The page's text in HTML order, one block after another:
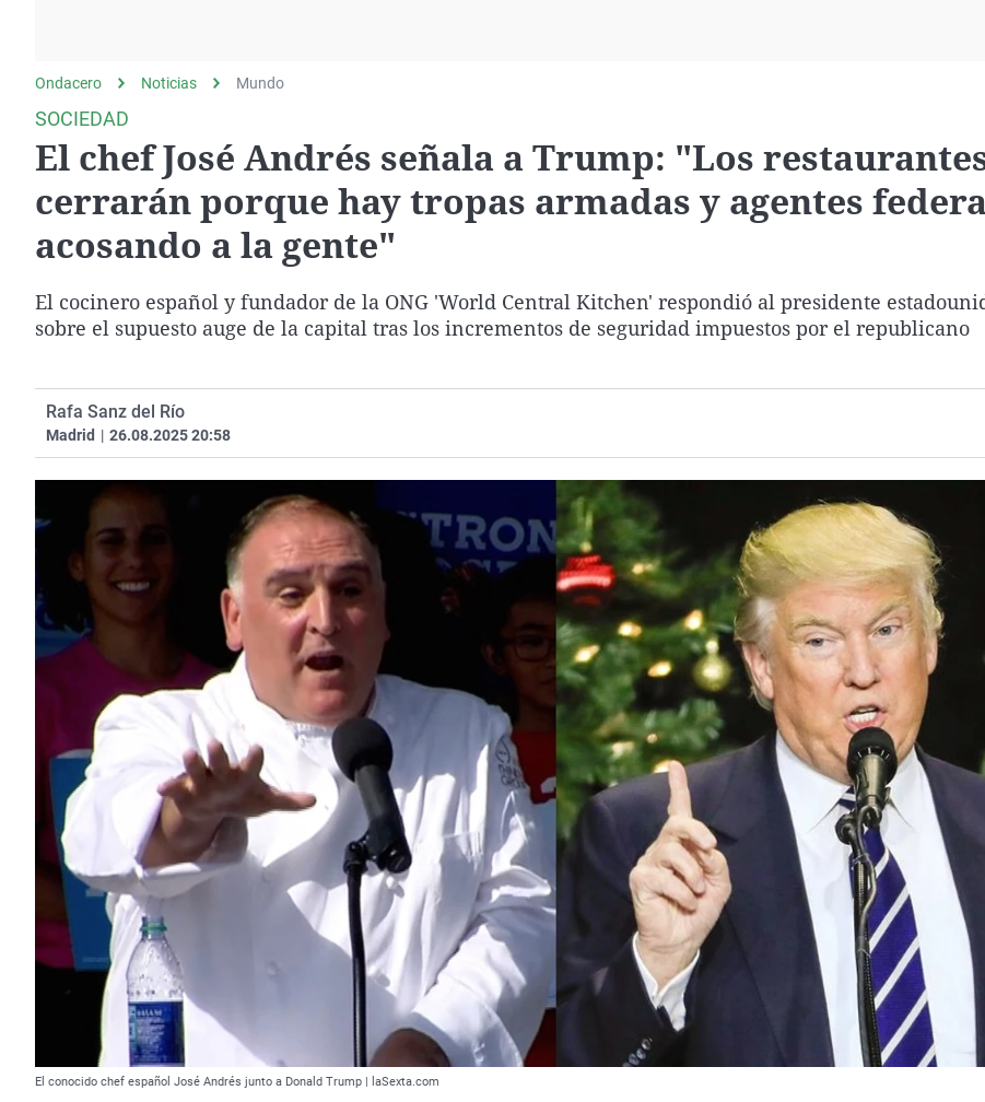
Como el perro y el
Negra
País Vasco
Ondacero Noticias Mundo
SOCIEDAD
El chef José Andrés señala a Trump: "Los
cerrarán porque hay tropas armadas y agentes
acosando a la gente"
El cocinero español y fundador de la ONG 'World Central Kitchen' respondió al presidente
sobre el supuesto auge de la capital tras los incrementos de seguridad impuestos por el republicano
Rafa Sanz del Río
Madrid | 26.08.2025 20:58
El conocido chef español José Andrés junto a Donald Trump | laSexta.com